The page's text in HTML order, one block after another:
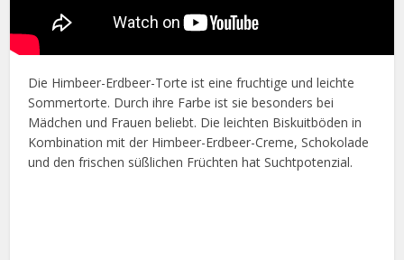
Die Himbeer-Erdbeer-Torte ist eine fruchtige und leichte
Sommertorte. Durch ihre Farbe ist sie besonders bei
Mädchen und Frauen beliebt. Die leichten Biskuitböden in
Kombination mit der Himbeer-Erdbeer-Creme, Schokolade
und den frischen süßlichen Früchten hat Suchtpotenzial.